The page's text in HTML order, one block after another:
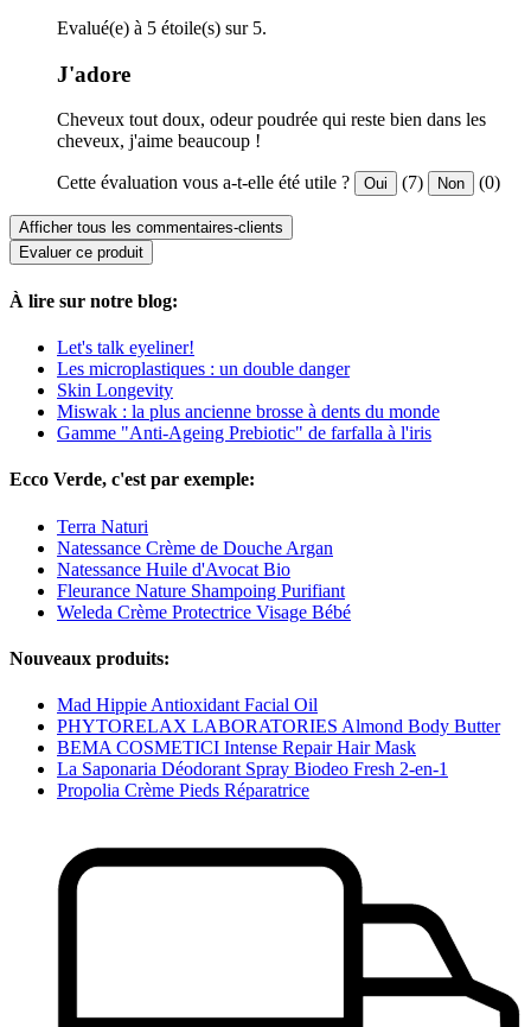
Evalué(e) à 5 étoile(s) sur 5.
J'adore
Cheveux tout doux, odeur poudrée qui reste bien dans les
cheveux, j'aime beaucoup !
Cette évaluation vous a-t-elle été utile ? Oui (7) Non (0)
Afficher tous les commentaires-clients
Evaluer ce produit
À lire sur notre blog:
Let's talk eyeliner!
Les microplastiques : un double danger
Skin Longevity
Miswak : la plus ancienne brosse à dents du monde
Gamme "Anti-Ageing Prebiotic" de farfalla à l'iris
Ecco Verde, c'est par exemple:
Terra Naturi
Natessance Crème de Douche Argan
Natessance Huile d'Avocat Bio
Fleurance Nature Shampoing Purifiant
Weleda Crème Protectrice Visage Bébé
Nouveaux produits:
Mad Hippie Antioxidant Facial Oil
PHYTORELAX LABORATORIES Almond Body Butter
BEMA COSMETICI Intense Repair Hair Mask
La Saponaria Déodorant Spray Biodeo Fresh 2-en-1
Propolia Crème Pieds Réparatrice